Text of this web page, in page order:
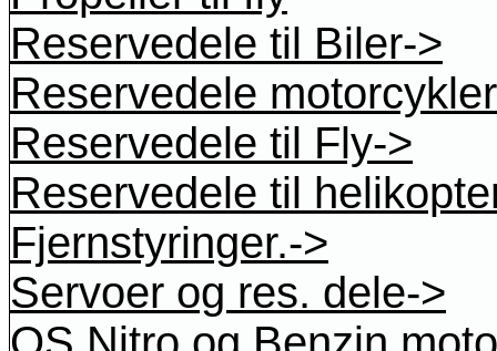
Reservedele til Biler->
Reservedele
Reservedele til Fly->
Reservedele til
Fjernstyringer.->
Servoer og res. dele->